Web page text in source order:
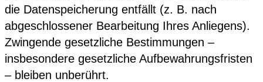
die Datenspeicherung entfällt (z. B. nach
abgeschlossener Bearbeitung Ihres Anliegens).
Zwingende gesetzliche Bestimmungen –
insbesondere gesetzliche Aufbewahrungsfristen
– bleiben unberührt.